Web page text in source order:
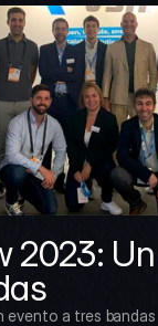
2023:
evento a tres bandas